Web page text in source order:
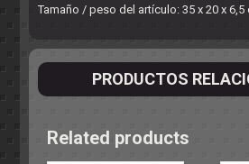
Tamaño / peso del artículo: 35 x 20 x 6,5
PRODUCTOS
Related products